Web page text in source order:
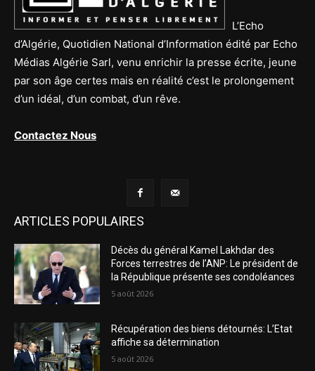
L’Echo
d’Algérie, Quotidien National d’Information édité par Echo
Médias Algérie Sarl, venu enrichir la presse écrite, jeune
par son âge certes mais en réalité c’est le prolongement
d’un idéal, d’un combat, d’un rêve.
Contactez Nous
ARTICLES POPULAIRES
Décès du général Kamel Lakhdar des
Forces terrestres de l’ANP: Le président de
la République présente ses condoléances
5 août 2026
Récupération des biens détournés: L’Etat
affiche sa détermination
5 août 2026